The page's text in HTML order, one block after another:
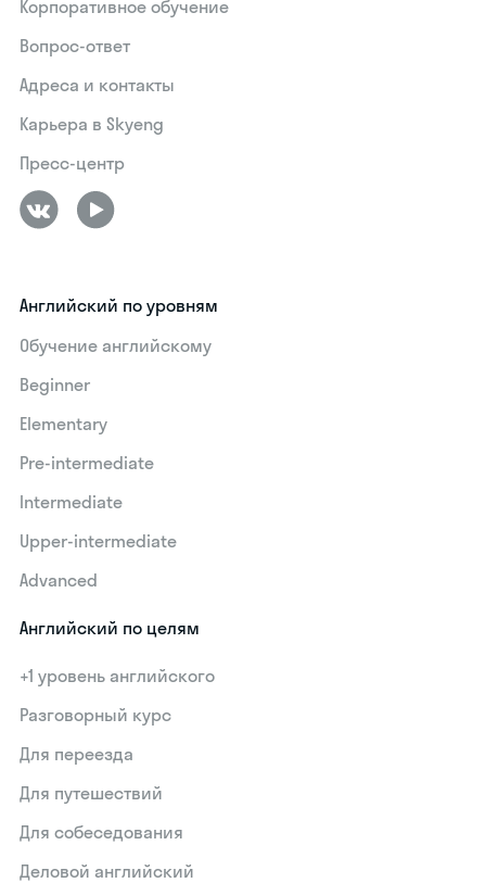
Корпоративное обучение
Вопрос-ответ
Адреса и контакты
Карьера в Skyeng
Пресс-центр
Английский по уровням
Обучение английскому
Beginner
Elementary
Pre-intermediate
Intermediate
Upper-intermediate
Advanced
Английский по целям
+1 уровень английского
Разговорный курс
Для переезда
Для путешествий
Для собеседования
Деловой английский